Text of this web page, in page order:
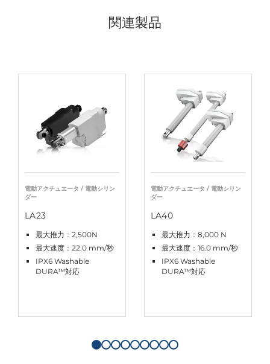
関連製品
電動アクチュエータ / 電動シリン
ダー
LA23
最大推力：2,500N
最大速度：22.0 mm/秒
IPX6 Washable
DURA™対応
電動アクチュエータ / 電動シリン
ダー
LA40
最大推力：8,000 N
最大速度：16.0 mm/秒
IPX6 Washable
DURA™対応